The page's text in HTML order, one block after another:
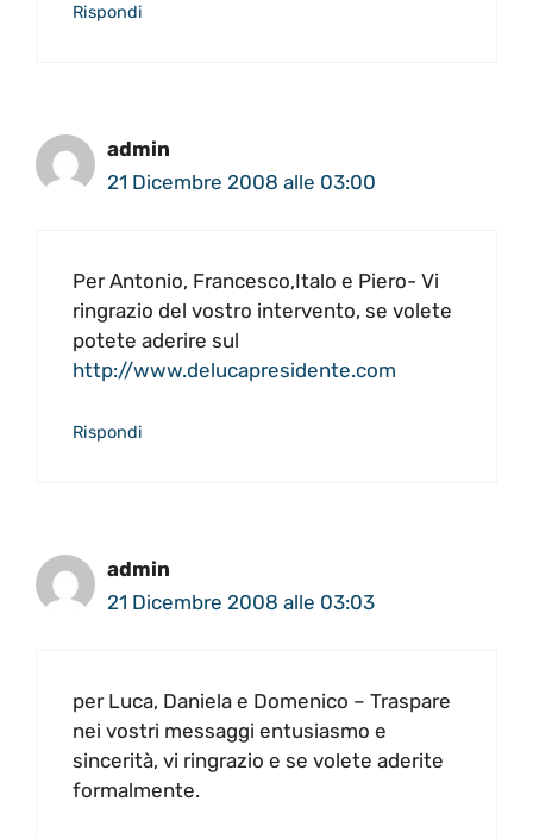
Rispondi
admin
21 Dicembre 2008 alle 03:00
Per Antonio, Francesco,Italo e Piero- Vi
ringrazio del vostro intervento, se volete
potete aderire sul
http://www.delucapresidente.com
Rispondi
admin
21 Dicembre 2008 alle 03:03
per Luca, Daniela e Domenico – Traspare
nei vostri messaggi entusiasmo e
sincerità, vi ringrazio e se volete aderite
formalmente.